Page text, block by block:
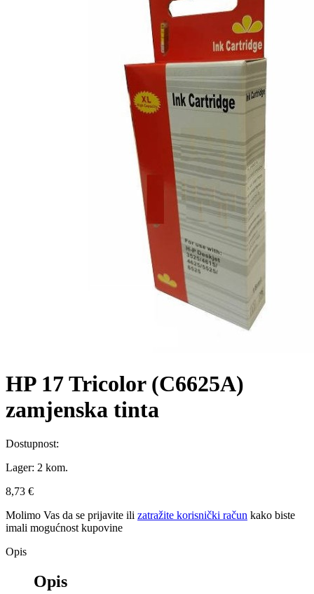
HP 17 Tricolor (C6625A)
zamjenska tinta
Dostupnost:
Lager: 2 kom.
8,73 €
Molimo Vas da se prijavite ili zatražite korisnički račun kako biste
imali mogućnost kupovine
Opis
Opis